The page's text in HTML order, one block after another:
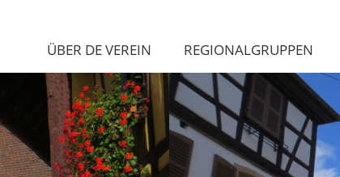
ÜBER DE VEREIN REGIONALGRUPPEN